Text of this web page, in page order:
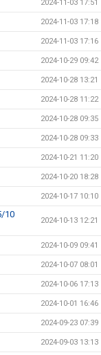
2024-11-03 17:51
2024-11-03 17:18
2024-11-03 17:16
2024-10-29 09:42
2024-10-28 13:21
2024-10-28 11:22
2024-10-28 09:35
2024-10-28 09:33
2024-10-21 11:20
2024-10-20 18:28
2024-10-17 10:10
10
2024-10-13 12:21
2024-10-09 09:41
2024-10-07 08:01
2024-10-06 17:13
2024-10-01 16:46
2024-09-23 07:39
2024-09-03 13:13